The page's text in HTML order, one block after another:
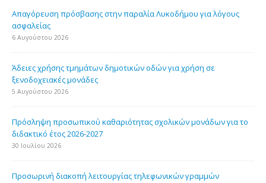
Απαγόρευση πρόσβασης στην παραλία Λυκοδήμου για λόγους
ασφαλείας
6 Αυγούστου 2026
Άδειες χρήσης τμημάτων δημοτικών οδών για χρήση σε
ξενοδοχειακές μονάδες
5 Αυγούστου 2026
Πρόσληψη προσωπικού καθαριότητας σχολικών μονάδων για το
διδακτικό έτος 2026-2027
30 Ιουλίου 2026
Προσωρινή διακοπή λειτουργίας τηλεφωνικών γραμμών